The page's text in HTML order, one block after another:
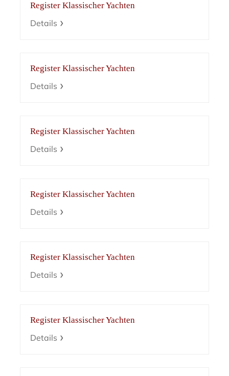
Register Klassischer Yachten
Details
Register Klassischer Yachten
Details
Register Klassischer Yachten
Details
Register Klassischer Yachten
Details
Register Klassischer Yachten
Details
Register Klassischer Yachten
Details